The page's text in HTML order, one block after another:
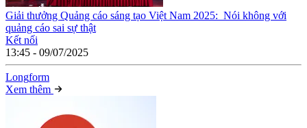
Giải thưởng Quảng cáo sáng tạo Việt Nam 2025: Nói không với
quảng cáo sai sự thật
Kết nối
13:45 - 09/07/2025
Longform
Xem thêm